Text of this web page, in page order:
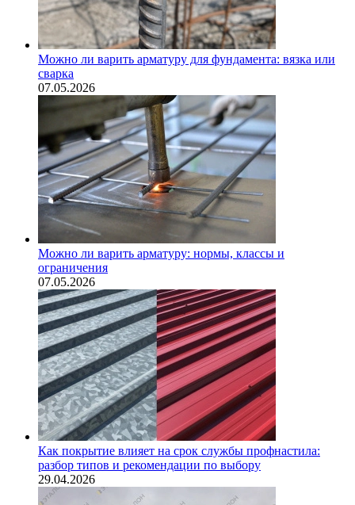
Можно ли варить арматуру для фундамента: вязка или
сварка
07.05.2026
Можно ли варить арматуру: нормы, классы и
ограничения
07.05.2026
Как покрытие влияет на срок службы профнастила:
разбор типов и рекомендации по выбору
29.04.2026